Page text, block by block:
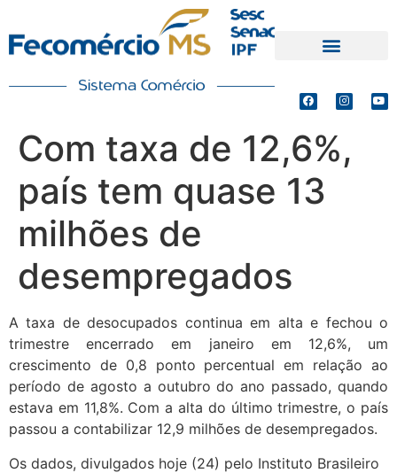
Com taxa de 12,6%,
país tem quase 13
milhões de
desempregados
A taxa de desocupados continua em alta e fechou o
trimestre encerrado em janeiro em 12,6%, um
crescimento de 0,8 ponto percentual em relação ao
período de agosto a outubro do ano passado, quando
estava em 11,8%. Com a alta do último trimestre, o país
passou a contabilizar 12,9 milhões de desempregados.
Os dados, divulgados hoje (24) pelo Instituto Brasileiro